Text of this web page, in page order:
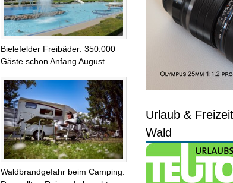
Bielefelder Freibäder: 350.000
Gäste schon Anfang August
Waldbrandgefahr beim Camping:
Urlaub &
Wald